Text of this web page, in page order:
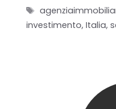
Tag
investimento, Italia,